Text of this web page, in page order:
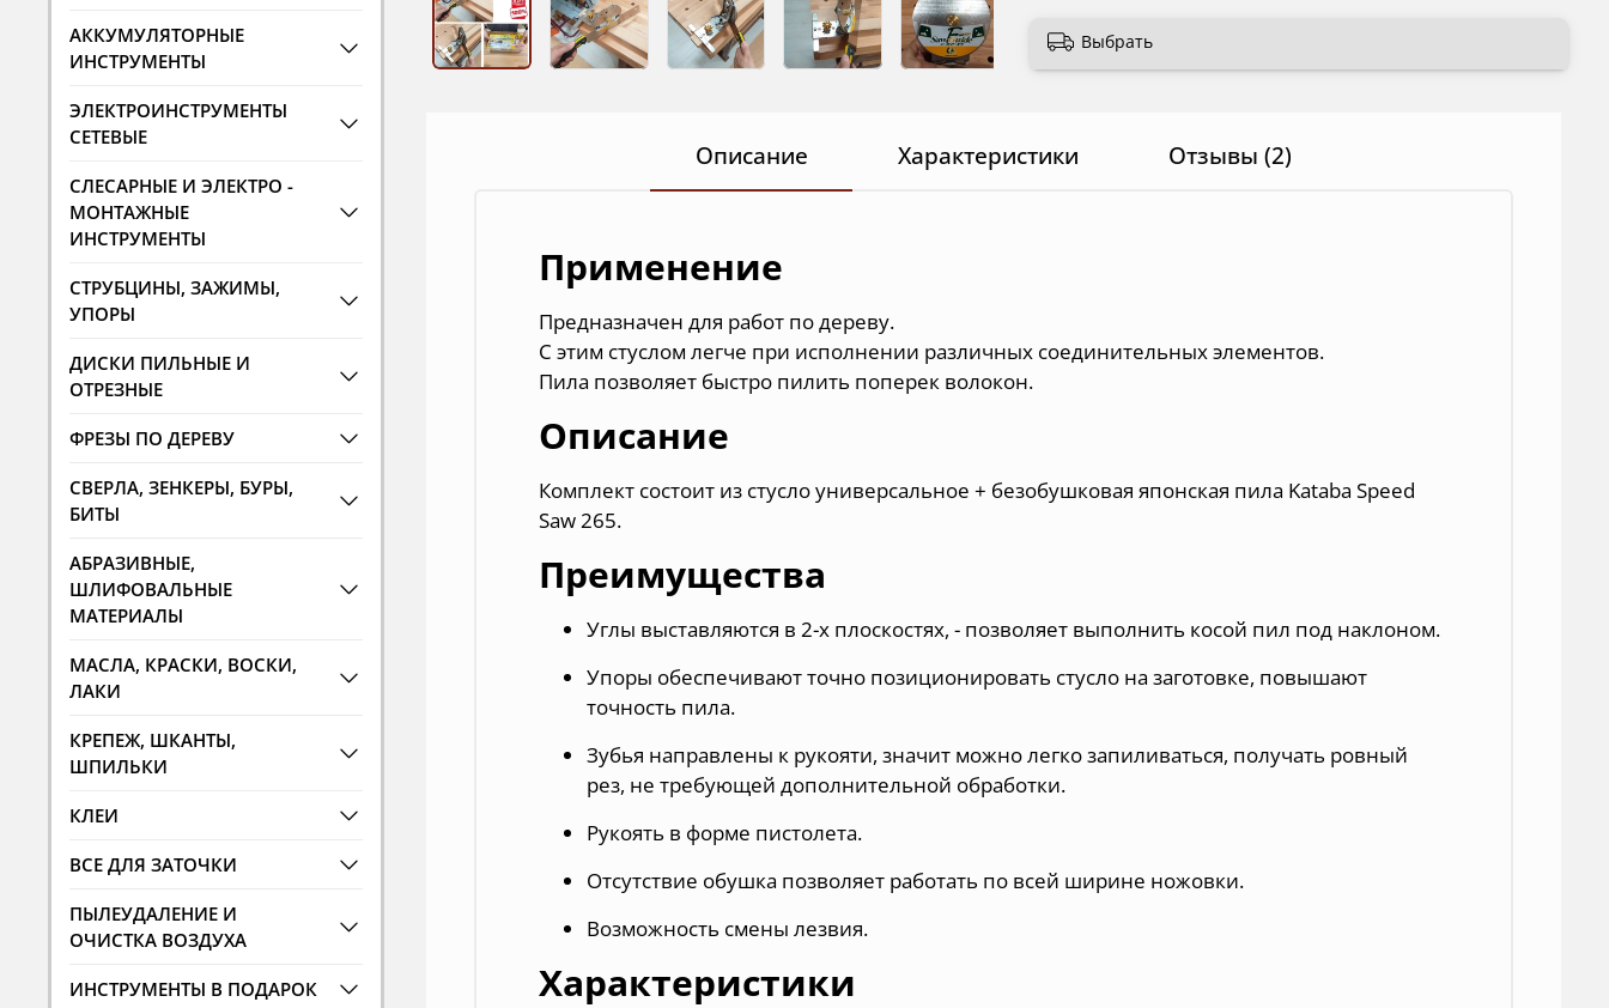
Выбрать
Описание Характеристики Отзывы (2)
Применение
Предназначен для работ по дереву.
С этим стуслом легче при исполнении различных соединительных элементов.
Пила позволяет быстро пилить поперек волокон.
Описание
Комплект состоит из стусло универсальное + безобушковая японская пила Kataba Speed
Saw 265.
Преимущества
Углы выставляются в 2-х плоскостях, - позволяет выполнить косой пил под наклоном.
Упоры обеспечивают точно позиционировать стусло на заготовке, повышают
точность пила.
Зубья направлены к рукояти, значит можно легко запиливаться, получать ровный
рез, не требующей дополнительной обработки.
Рукоять в форме пистолета.
Отсутствие обушка позволяет работать по всей ширине ножовки.
Возможность смены лезвия.
Характеристики
АККУМУЛЯТОРНЫЕ
ИНСТРУМЕНТЫ
ЭЛЕКТРОИНСТРУМЕНТЫ
СЕТЕВЫЕ
СЛЕСАРНЫЕ И ЭЛЕКТРО -
МОНТАЖНЫЕ
ИНСТРУМЕНТЫ
СТРУБЦИНЫ, ЗАЖИМЫ,
УПОРЫ
ДИСКИ ПИЛЬНЫЕ И
ОТРЕЗНЫЕ
ФРЕЗЫ ПО ДЕРЕВУ
СВЕРЛА, ЗЕНКЕРЫ, БУРЫ,
БИТЫ
АБРАЗИВНЫЕ,
ШЛИФОВАЛЬНЫЕ
МАТЕРИАЛЫ
МАСЛА, КРАСКИ, ВОСКИ,
ЛАКИ
КРЕПЕЖ, ШКАНТЫ,
ШПИЛЬКИ
КЛЕИ
ВСЕ ДЛЯ ЗАТОЧКИ
ПЫЛЕУДАЛЕНИЕ И
ОЧИСТКА ВОЗДУХА
ИНСТРУМЕНТЫ В ПОДАРОК